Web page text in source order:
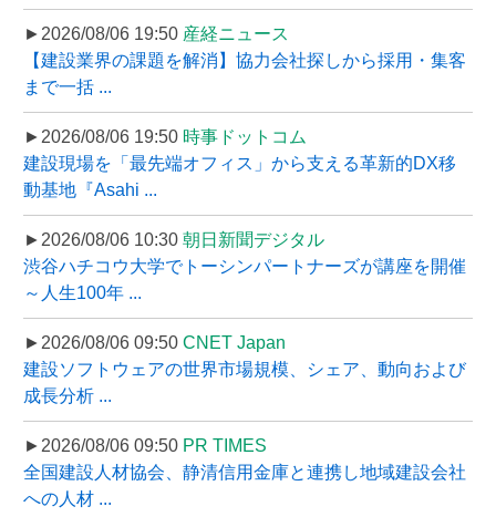
►2026/08/06 19:50 産経ニュース
【建設業界の課題を解消】協力会社探しから採用・集客
まで一括 ...
►2026/08/06 19:50 時事ドットコム
建設現場を「最先端オフィス」から支える革新的DX移
動基地『Asahi ...
►2026/08/06 10:30 朝日新聞デジタル
渋谷ハチコウ大学でトーシンパートナーズが講座を開催
～人生100年 ...
►2026/08/06 09:50 CNET Japan
建設ソフトウェアの世界市場規模、シェア、動向および
成長分析 ...
►2026/08/06 09:50 PR TIMES
全国建設人材協会、静清信用金庫と連携し地域建設会社
への人材 ...